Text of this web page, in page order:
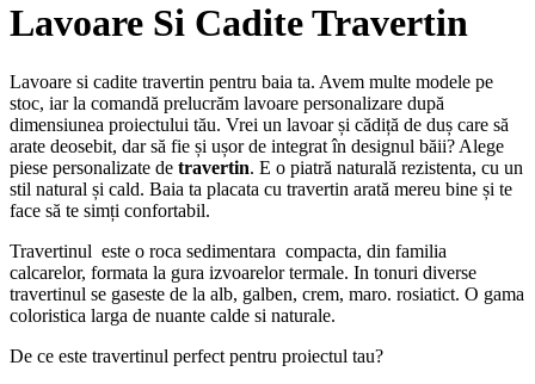
Lavoare Si Cadite Travertin
Lavoare si cadite travertin pentru baia ta. Avem multe modele pe
stoc, iar la comandă prelucrăm lavoare personalizare după
dimensiunea proiectului tău. Vrei un lavoar și cădiță de duș care să
arate deosebit, dar să fie și ușor de integrat în designul băii? Alege
piese personalizate de travertin. E o piatră naturală rezistenta, cu un
stil natural și cald. Baia ta placata cu travertin arată mereu bine și te
face să te simți confortabil.
Travertinul este o roca sedimentara compacta, din familia
calcarelor, formata la gura izvoarelor termale. In tonuri diverse
travertinul se gaseste de la alb, galben, crem, maro. rosiatict. O gama
coloristica larga de nuante calde si naturale.
De ce este travertinul perfect pentru proiectul tau?